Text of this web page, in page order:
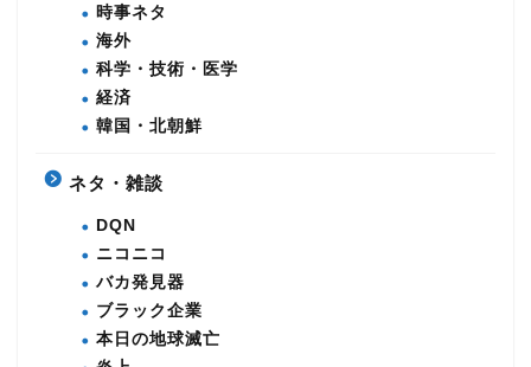
時事ネタ
海外
科学・技術・医学
経済
韓国・北朝鮮
ネタ・雑談
DQN
ニコニコ
バカ発見器
ブラック企業
本日の地球滅亡